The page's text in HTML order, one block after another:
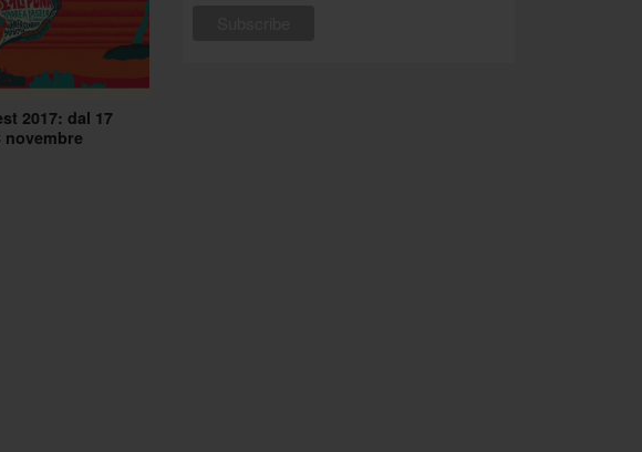
2017: dal 17
novembre